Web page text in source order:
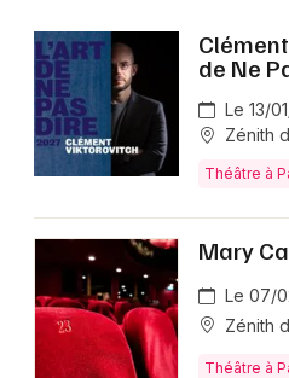
Grands événements
Activité & Expérience
Manifestations
Foires & salons
Spectacles
Concerts
Lille
Lyon
Marseille
Montpellier
Nantes
Nice
de Ne
Le 13/
Zénith
Théâtre à
Mary
Le 07/
Zénith
Théâtre à
Aujourd'hui
Demain Ce